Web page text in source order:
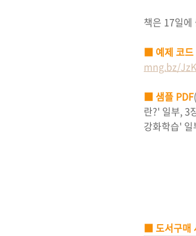
책은 17일에
■ 예제 코드
mng.bz/
■ 샘플 PDF
란?' 일부, 3
강화학습' 일
■ 도서구매